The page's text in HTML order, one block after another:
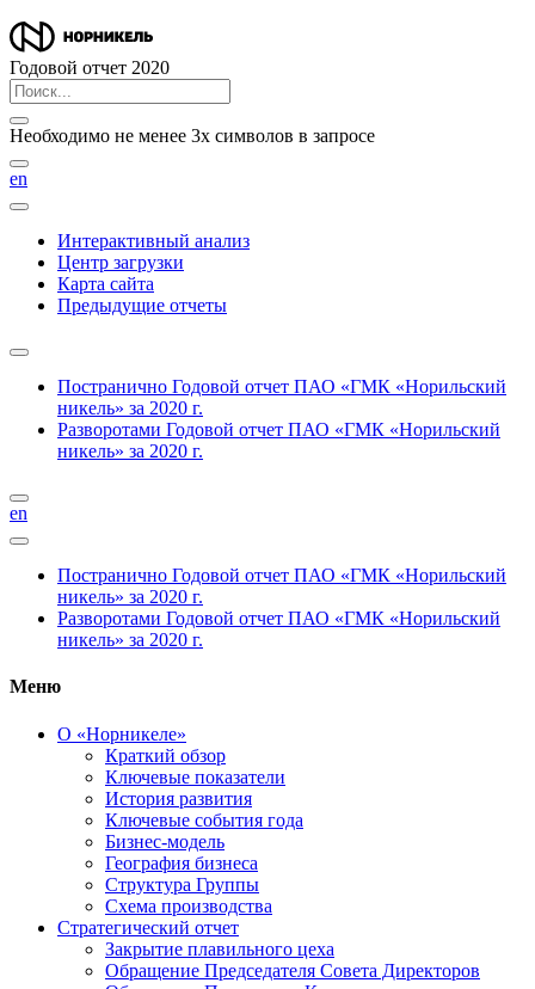
Годовой отчет 2020
Необходимо не менее 3х символов в запросе
en
Интерактивный анализ
Центр загрузки
Карта сайта
Предыдущие отчеты
Постранично Годовой отчет ПАО «ГМК «Норильский
никель» за 2020 г.
Разворотами Годовой отчет ПАО «ГМК «Норильский
никель» за 2020 г.
en
Постранично Годовой отчет ПАО «ГМК «Норильский
никель» за 2020 г.
Разворотами Годовой отчет ПАО «ГМК «Норильский
никель» за 2020 г.
Меню
О «Норникеле»
Краткий обзор
Ключевые показатели
История развития
Ключевые события года
Бизнес-модель
География бизнеса
Структура Группы
Схема производства
Стратегический отчет
Закрытие плавильного цеха
Обращение Председателя Совета Директоров